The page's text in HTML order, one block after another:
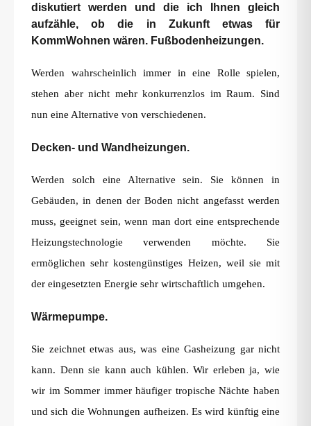
diskutiert werden und die ich Ihnen gleich
aufzähle, ob die in Zukunft etwas für
KommWohnen wären. Fußbodenheizungen.
Werden wahrscheinlich immer in eine Rolle spielen,
stehen aber nicht mehr konkurrenzlos im Raum. Sind
nun eine Alternative von verschiedenen.
Decken- und Wandheizungen.
Werden solch eine Alternative sein. Sie können in
Gebäuden, in denen der Boden nicht angefasst werden
muss, geeignet sein, wenn man dort eine entsprechende
Heizungstechnologie verwenden möchte. Sie
ermöglichen sehr kostengünstiges Heizen, weil sie mit
der eingesetzten Energie sehr wirtschaftlich umgehen.
Wärmepumpe.
Sie zeichnet etwas aus, was eine Gasheizung gar nicht
kann. Denn sie kann auch kühlen. Wir erleben ja, wie
wir im Sommer immer häufiger tropische Nächte haben
und sich die Wohnungen aufheizen. Es wird künftig eine